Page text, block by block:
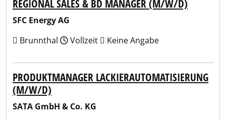
REGIONAL SALES & BD MANAGER (M/W/D)
SFC Energy AG
Brunnthal
Vollzeit Keine Angabe
PRODUKTMANAGER LACKIERAUTOMATISIERUNG
(M/W/D)
SATA GmbH & Co. KG